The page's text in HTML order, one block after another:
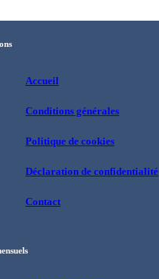
Accueil
Conditions générales
Politique de cookies
Déclaration de confidentialité
Contact